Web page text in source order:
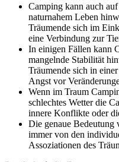
Camping kann auch
naturnahem Leben
Träumende sich im
eine Verbindung zur
In einigen Fällen kann
mangelnde Stabilität
Träumende sich in
Angst vor
Wenn im Traum
schlechtes Wetter die
innere Konflikte oder
Die genaue Bedeutung
immer von den
Assoziationen des